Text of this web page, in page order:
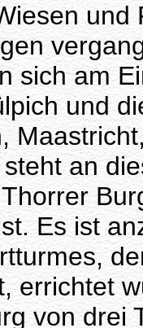
sich am
und
an
Es ist
errichtet
von drei